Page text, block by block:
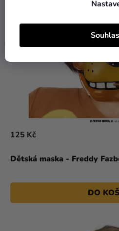
Dětská maska ​​- Freddy
125 Kč
DO